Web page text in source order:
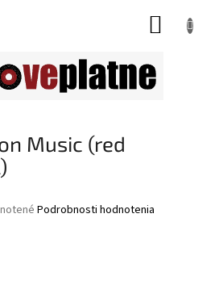
Music (red
Podrobnosti hodnotenia